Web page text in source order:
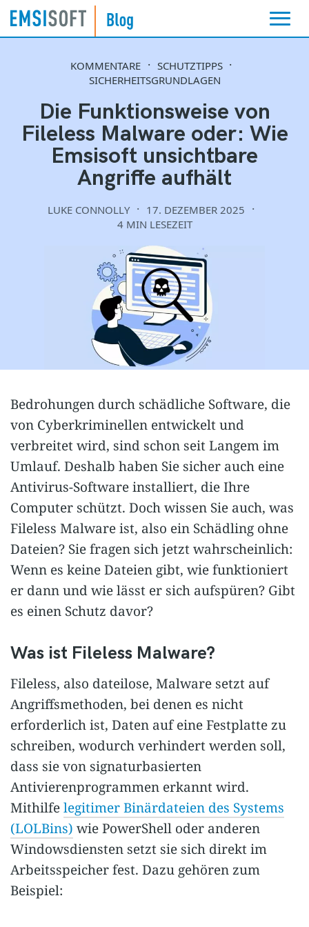
KOMMENTARE
SCHUTZTIPPS
SICHERHEITSGRUNDLAGEN
Die Funktionsweise von
Fileless Malware oder: Wie
Emsisoft unsichtbare
Angriffe aufhält
LUKE CONNOLLY
17. DEZEMBER 2025
4 MIN LESEZEIT
Bedrohungen durch schädliche Software, die
von Cyberkriminellen entwickelt und
verbreitet wird, sind schon seit Langem im
Umlauf. Deshalb haben Sie sicher auch eine
Antivirus-Software installiert, die Ihre
Computer schützt. Doch wissen Sie auch, was
Fileless Malware ist, also ein Schädling ohne
Dateien? Sie fragen sich jetzt wahrscheinlich:
Wenn es keine Dateien gibt, wie funktioniert
er dann und wie lässt er sich aufspüren? Gibt
es einen Schutz davor?
Was ist Fileless Malware?
Fileless, also dateilose, Malware setzt auf
Angriffsmethoden, bei denen es nicht
erforderlich ist, Daten auf eine Festplatte zu
schreiben, wodurch verhindert werden soll,
dass sie von signaturbasierten
Antivierenprogrammen erkannt wird.
Mithilfelegitimer Binärdateien des Systems
(LOLBins) wie PowerShell oder anderen
Windowsdiensten setzt sie sich direkt im
Arbeitsspeicher fest. Dazu gehören zum
Beispiel: